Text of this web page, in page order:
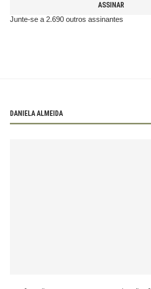
ASSINAR
Junte-se a 2.690 outros assinantes
DANIELA ALMEIDA